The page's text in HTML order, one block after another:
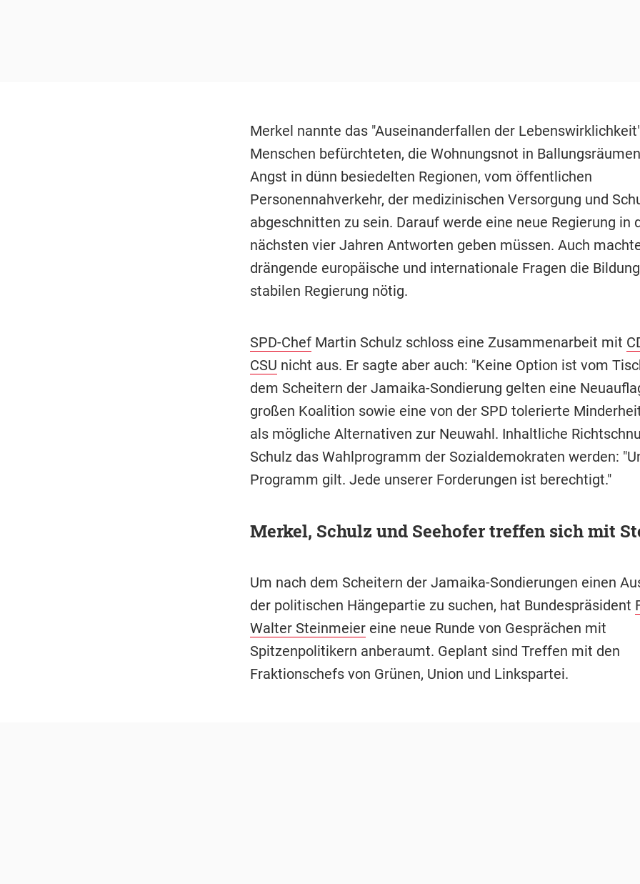
Merkel nannte das "Auseinanderfallen der
Menschen befürchteten, die Wohnungsnot in
Angst in dünn besiedelten Regionen, vom öffentlichen
Personennahverkehr, der medizinischen Versorgung und
abgeschnitten zu sein. Darauf werde eine neue Regierung in
nächsten vier Jahren Antworten geben müssen. Auch
drängende europäische und internationale Fragen die
stabilen Regierung nötig.
SPD-ChefMartin Schulz schloss eine Zusammenarbeit mit
CSU nicht aus. Er sagte aber auch: "Keine Option ist vom
dem Scheitern der Jamaika-Sondierung gelten eine
großen Koalition sowie eine von der SPD tolerierte
als mögliche Alternativen zur Neuwahl. Inhaltliche
Schulz das Wahlprogramm der Sozialdemokraten werden:
Programm gilt. Jede unserer Forderungen ist berechtigt."
Merkel, Schulz und Seehofer treffen sich mit
Um nach dem Scheitern der Jamaika-Sondierungen einen
der politischen Hängepartie zu suchen, hat Bundespräsident
Walter Steinmeiereine neue Runde von Gesprächen mit
Spitzenpolitikern anberaumt. Geplant sind Treffen mit den
Fraktionschefs von Grünen, Union und Linkspartei.